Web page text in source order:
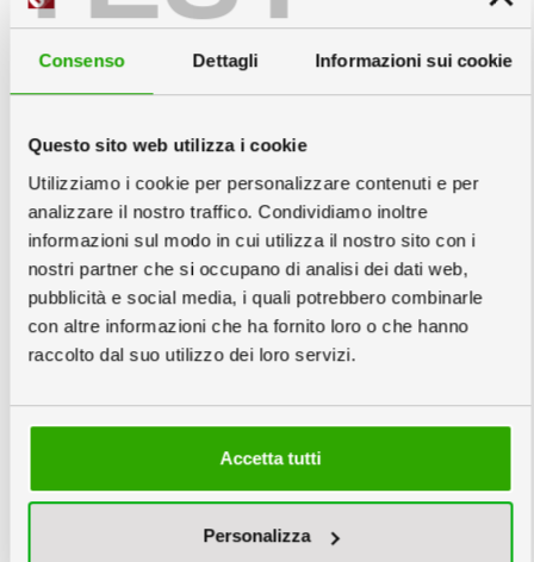
Consenso Dettagli Informazioni sui cookie
Questo sito web utilizza i cookie
Utilizziamo i cookie per personalizzare contenuti e per
analizzare il nostro traffico. Condividiamo inoltre
informazioni sul modo in cui utilizza il nostro sito con i
nostri partner che si occupano di analisi dei dati web,
pubblicità e social media, i quali potrebbero combinarle
con altre informazioni che ha fornito loro o che hanno
raccolto dal suo utilizzo dei loro servizi.
Accetta tutti
Personalizza
10mm, fornito smontato in scatola singola;
dimensioni montato 55x73x95cm.
3 Personalizzazione
Optional:
4 Scegli la quantità e la data
Lunedì